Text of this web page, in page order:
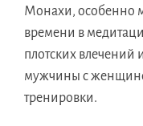
Монахи, особенно
времени в
плотских
мужчины с
тренировки.